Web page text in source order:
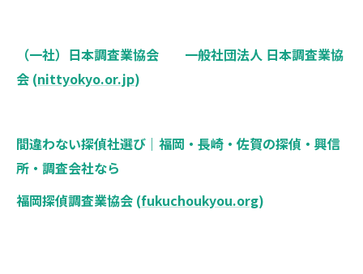
（一社）日本調査業協会 一般社団法人 日本調査業協
会 (nittyokyo.or.jp)
間違わない探偵社選び｜福岡・長崎・佐賀の探偵・興信
所・調査会社なら
福岡探偵調査業協会 (fukuchoukyou.org)